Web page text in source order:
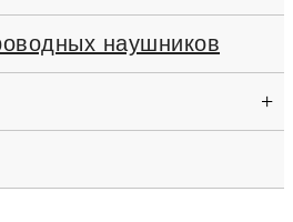
наушников
+